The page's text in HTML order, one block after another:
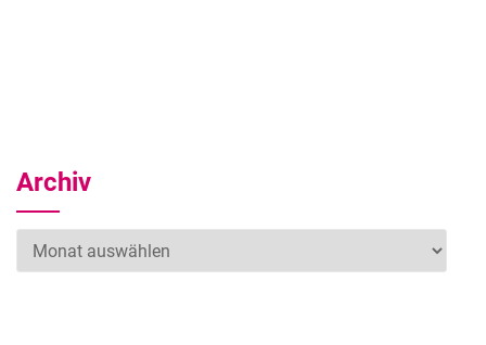
Archiv
Archiv